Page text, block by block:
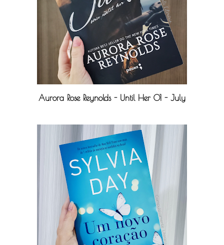
Aurora Rose Reynolds - Until Her 01 - July